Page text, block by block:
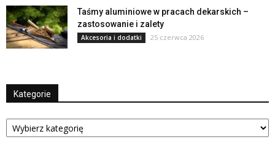
Taśmy aluminiowe w pracach dekarskich –
zastosowanie i zalety
Akcesoria i dodatki 25 czerwca 2026
Kategorie
Kategorie